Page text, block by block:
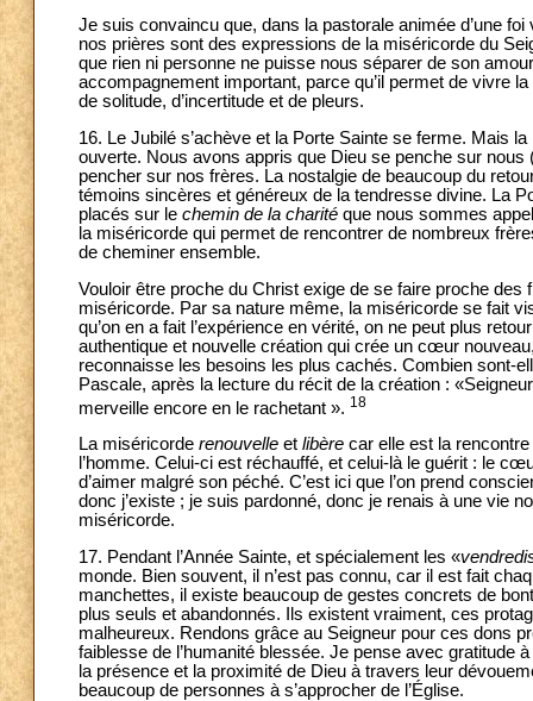
Je suis convaincu que, dans la pastorale animée d’une
nos prières sont des expressions de la miséricorde du
que rien ni personne ne puisse nous séparer de son
accompagnement important, parce qu’il permet de vivre
de solitude, d’incertitude et de pleurs.
16. Le Jubilé s’achève et la Porte Sainte se ferme. Mais
ouverte. Nous avons appris que Dieu se penche sur nous
pencher sur nos frères. La nostalgie de beaucoup du
témoins sincères et généreux de la tendresse divine. La
placés sur le chemin de la charité que nous sommes
la miséricorde qui permet de rencontrer de nombreux
de cheminer ensemble.
Vouloir être proche du Christ exige de se faire proche
miséricorde. Par sa nature même, la miséricorde se fait
qu’on en a fait l’expérience en vérité, on ne peut plus
authentique et nouvelle création qui crée un cœur
reconnaisse les besoins les plus cachés. Combien sont-
Pascale, après la lecture du récit de la création :
merveille encore en le rachetant ». 18
La miséricorde renouvelle et libère car elle est la
l’homme. Celui-ci est réchauffé, et celui-là le guérit : le
d’aimer malgré son péché. C’est ici que l’on prend
donc j’existe ; je suis pardonné, donc je renais à une vie
miséricorde.
17. Pendant l’Année Sainte, et spécialement les «
monde. Bien souvent, il n’est pas connu, car il est fait
manchettes, il existe beaucoup de gestes concrets de
plus seuls et abandonnés. Ils existent vraiment, ces
malheureux. Rendons grâce au Seigneur pour ces dons
faiblesse de l’humanité blessée. Je pense avec gratitude
la présence et la proximité de Dieu à travers leur
beaucoup de personnes à s’approcher de l’Église.